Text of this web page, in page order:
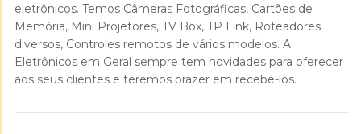
eletrônicos. Temos Câmeras Fotográficas, Cartões de
Memória, Mini Projetores, TV Box, TP Link, Roteadores
diversos, Controles remotos de vários modelos. A
Eletrônicos em Geral sempre tem novidades para oferecer
aos seus clientes e teremos prazer em recebe-los.